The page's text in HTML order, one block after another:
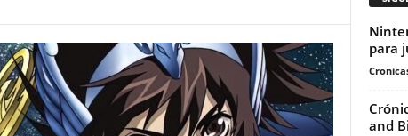
para
and